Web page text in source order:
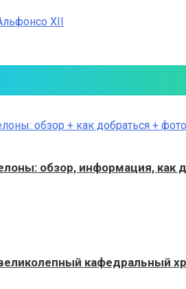
XII
обзор, информация, как
кафедральный